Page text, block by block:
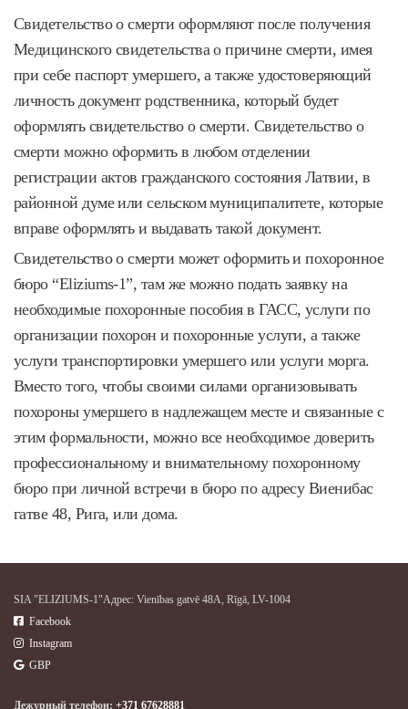
Свидетельство о смерти оформляют после получения
Медицинского свидетельства о причине смерти, имея
при себе паспорт умершего, а также удостоверяющий
личность документ родственника, который будет
оформлять свидетельство о смерти. Свидетельство о
смерти можно оформить в любом отделении
регистрации актов гражданского состояния Латвии, в
районной думе или сельском муниципалитете, которые
вправе оформлять и выдавать такой документ.
Свидетельство о смерти может оформить и похоронное
бюро “Eliziums-1”, там же можно подать заявку на
необходимые похоронные пособия в ГАСС, услуги по
организации похорон и похоронные услуги, а также
услуги транспортировки умершего или услуги морга.
Вместо того, чтобы своими силами организовывать
похороны умершего в надлежащем месте и связанные с
этим формальности, можно все необходимое доверить
профессиональному и внимательному похоронному
бюро при личной встречи в бюро по адресу Виенибас
гатве 48, Рига, или дома.
SIA "ELIZIUMS-1"Адрес: Vienības gatvē 48A, Rīgā, LV-1004
 Facebook
 Instagram
GBP
Дежурный телефон: +371 67628881